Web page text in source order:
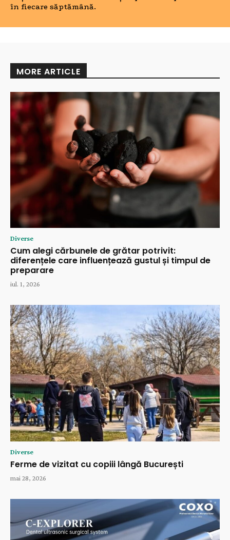
în fiecare săptămână.
MORE ARTICLE
Diverse
Cum alegi cărbunele de grătar potrivit:
diferențele care influențează gustul și timpul de
preparare
iul. 1, 2026
Diverse
Ferme de vizitat cu copiii lângă București
mai 28, 2026